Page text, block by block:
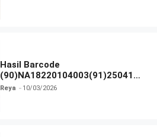
Hasil Barcode
(90)NA18220104003(91)250418
dan Izin BPOM
Reya 10/03/2026